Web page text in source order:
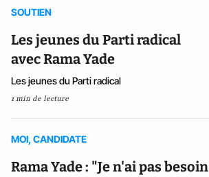
SOUTIEN
Les jeunes du Parti radical
avec Rama Yade
Les jeunes du Parti radical
1 min de lecture
MOI, CANDIDATE
Rama Yade : "Je n'ai pas besoin